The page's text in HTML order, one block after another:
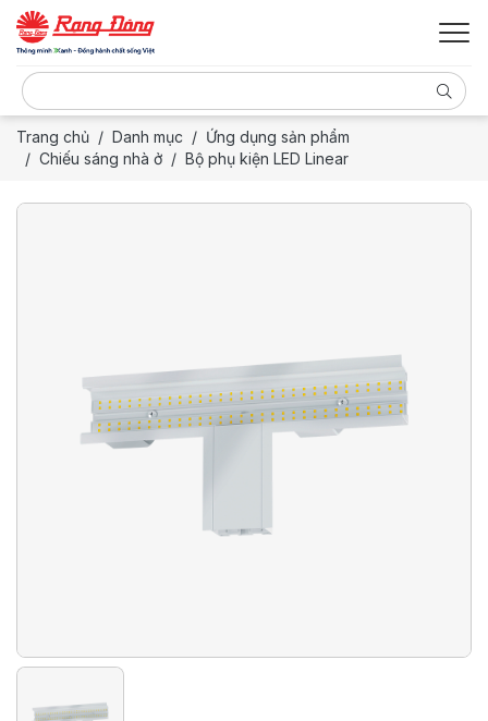
Trang chủ Danh mục
Ứng dụng sản phẩm
Chiếu sáng nhà ở
Bộ phụ kiện LED Linear